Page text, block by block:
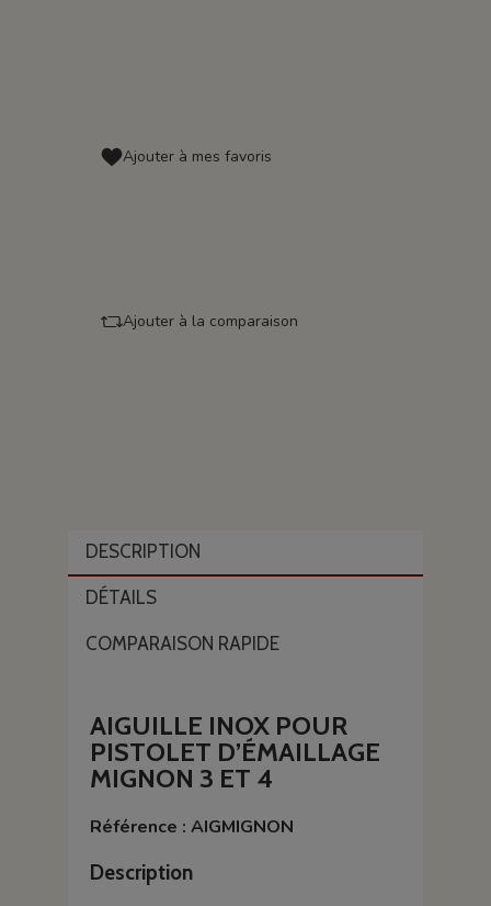
Ajouter à mes favoris
Ajouter à la comparaison
DESCRIPTION
DÉTAILS
COMPARAISON RAPIDE
AIGUILLE INOX POUR
PISTOLET D’ÉMAILLAGE
MIGNON 3 ET 4
Référence : AIGMIGNON
Description